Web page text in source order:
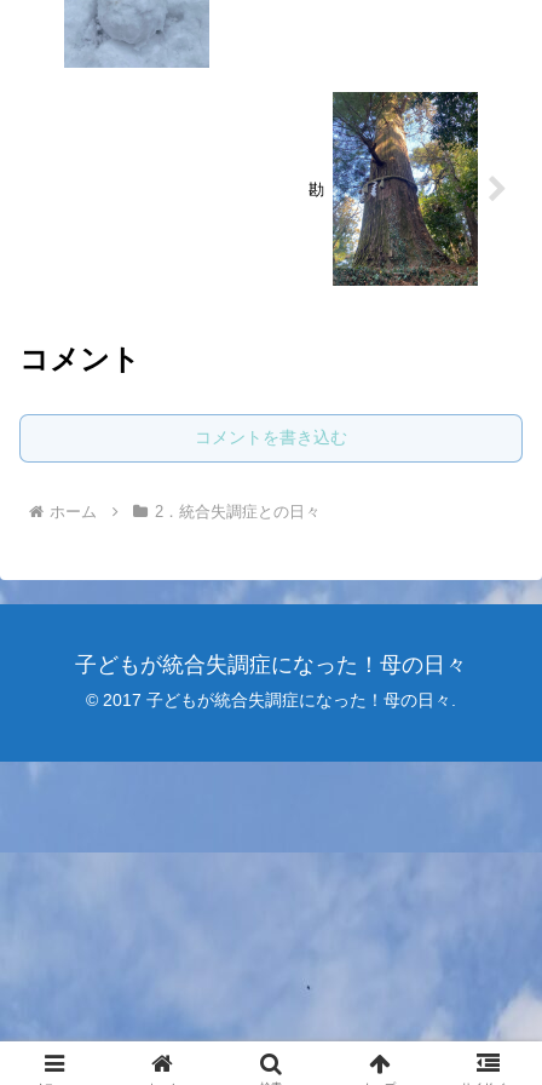
勘
コメント
コメントを書き込む
ホーム 2．統合失調症との日々
子どもが統合失調症になった！母の日々
© 2017 子どもが統合失調症になった！母の日々.